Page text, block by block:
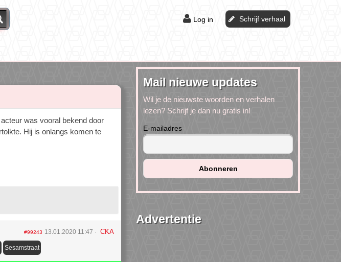
Log in Schrijf verhaal
was vooral bekend door
Hij is onlangs komen te
#99243 13.01.2020 11:47 CKA
Sesamstraat
Mail nieuwe updates
Wil je de nieuwste woorden en verhalen
lezen? Schrijf je dan nu gratis in!
E-mailadres
Advertentie